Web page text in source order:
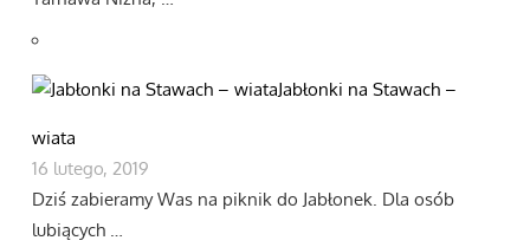
Jabłonki na Stawach –
wiata
16 lutego, 2019
Dziś zabieramy Was na piknik do Jabłonek. Dla osób
lubiących …